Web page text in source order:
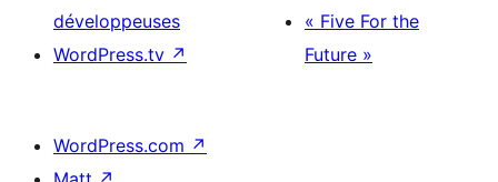
développeuses
WordPress.tv ↗
« Five For the
Future »
WordPress.com ↗